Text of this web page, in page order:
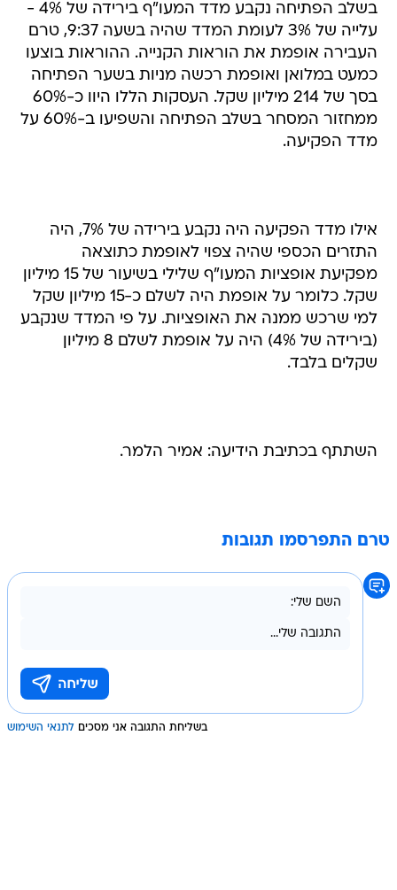
בשלב הפתיחה נקבע מדד המעו"ף בירידה של 4% -
עלייה של 3% לעומת המדד שהיה בשעה 9:37, טרם
העבירה אופמת את הוראות הקנייה. ההוראות בוצעו
כמעט במלואן ואופמת רכשה מניות בשער הפתיחה
בסך של 214 מיליון שקל. העסקות הללו היוו כ-60%
ממחזור המסחר בשלב הפתיחה והשפיעו ב-60% על
מדד הפקיעה.
אילו מדד הפקיעה היה נקבע בירידה של 7%, היה
התזרים הכספי שהיה צפוי לאופמת כתוצאה
מפקיעת אופציות המעו"ף שלילי בשיעור של 15 מיליון
שקל. כלומר על אופמת היה לשלם כ-15 מיליון שקל
למי שרכש ממנה את האופציות. על פי המדד שנקבע
(בירידה של 4%) היה על אופמת לשלם 8 מיליון
שקלים בלבד.
השתתף בכתיבת הידיעה: אמיר הלמר.
טרם התפרסמו תגובות
בשליחת התגובה אני מסכים לתנאי השימוש